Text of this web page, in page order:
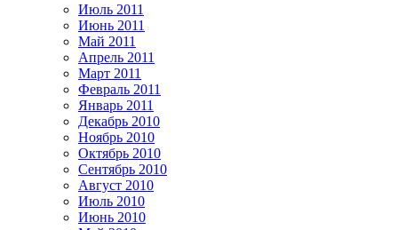
Июль 2011
Июнь 2011
Май 2011
Апрель 2011
Март 2011
Февраль 2011
Январь 2011
Декабрь 2010
Ноябрь 2010
Октябрь 2010
Сентябрь 2010
Август 2010
Июль 2010
Июнь 2010